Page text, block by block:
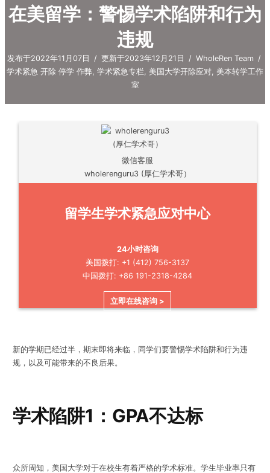
在美留学：警惕学术陷阱和行为
违规
发布于2022年11月07日 / 更新于2023年12月21日 / WholeRen Team /
学术紧急 开除 停学 作弊, 学术紧急专栏, 美国大学开除应对, 美本转学工作
室
微信客服
wholerenguru3 (厚仁学术哥）
留学生学术紧急应对中心
24小时咨询
美国拨打: +1 (412) 756-3137
中国拨打: +86 191-2318-4284
立即在线咨询 >
新的学期已经过半，期末即将来临，同学们要警惕学术陷阱和行为违
规，以及可能带来的不良后果。
学术陷阱1：GPA不达标
众所周知，美国大学对于在校生有着严格的学术标准。学生毕业率只有